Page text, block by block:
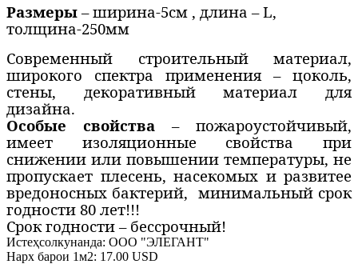
Размеры – ширина-5см , длина – L,
толщина-250мм
Современный строительный материал,
широкого спектра применения – цоколь,
стены, декоративный материал для
дизайна.
Особые свойства – пожароустойчивый,
имеет изоляционные свойства при
снижении или повышении температуры, не
пропускает плесень, насекомых и развитее
вредоносных бактерий, минимальный срок
годности 80 лет!!!
Срок годности – бессрочный!
Истеҳсолкунанда: ООО "ЭЛЕГАНТ"
Нарх барои 1м2: 17.00 USD